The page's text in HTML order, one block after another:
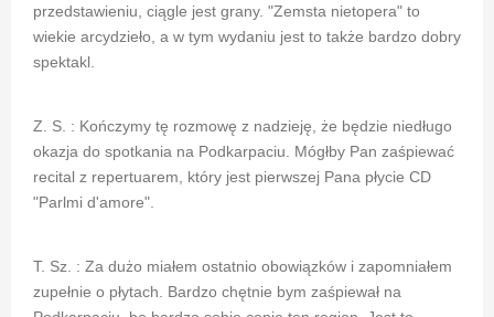
przedstawieniu, ciągle jest grany. "Zemsta nietopera" to
wiekie arcydzieło, a w tym wydaniu jest to także bardzo dobry
spektakl.
Z. S. : Kończymy tę rozmowę z nadzieję, że będzie niedługo
okazja do spotkania na Podkarpaciu. Mógłby Pan zaśpiewać
recital z repertuarem, który jest pierwszej Pana płycie CD
"Parlmi d'amore".
T. Sz. : Za dużo miałem ostatnio obowiązków i zapomniałem
zupełnie o płytach. Bardzo chętnie bym zaśpiewał na